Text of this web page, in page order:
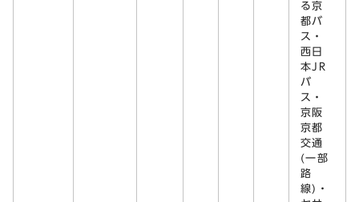
る京
都バ
ス・
西日
本JR
バ
ス・
京阪
京都
交通
(一部
路
線)・